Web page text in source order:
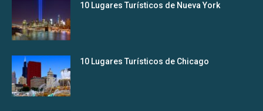
10 Lugares Turísticos de Nueva York
10 Lugares Turísticos de Chicago